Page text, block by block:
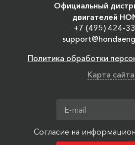
Официальный
двигателей
+7 (495) 424-
Политика обработки
Карта сайта
Согласие на